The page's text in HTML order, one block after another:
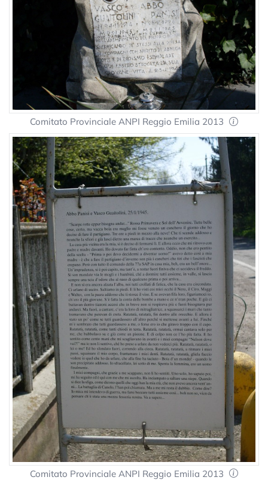
Comitato Provinciale ANPI Reggio Emilia 2013
Comitato Provinciale ANPI Reggio Emilia 2013